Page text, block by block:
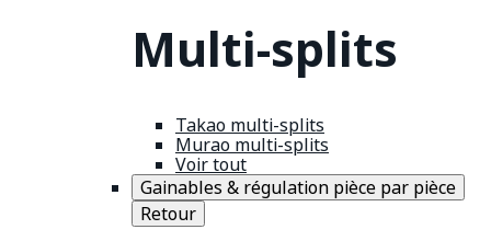
Multi-splits
Takao multi-splits
Murao multi-splits
Voir tout
Gainables & régulation pièce par pièce
Retour